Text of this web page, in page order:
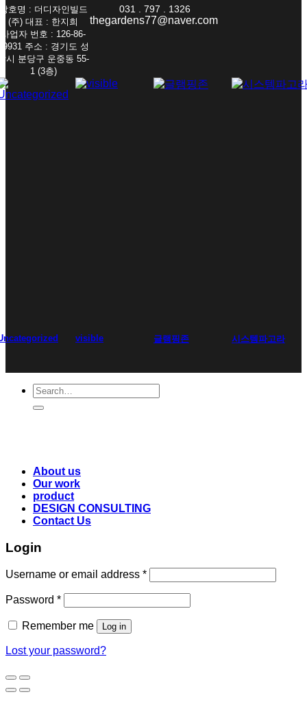
호명 : 더디자인빌드
(주) 대표 : 한지희
사업자 번호 : 126-86-
주소 : 경기도 성
시 분당구 운중동 55-
1 (3층)
031 . 797 . 1326
thegardens77@naver.com
visible 글램핑존 시스템파고라
Search
for:
About us
Our work
product
DESIGN CONSULTING
Contact Us
Login
Username or email address *
Password *
Remember me Log in
Lost your password?